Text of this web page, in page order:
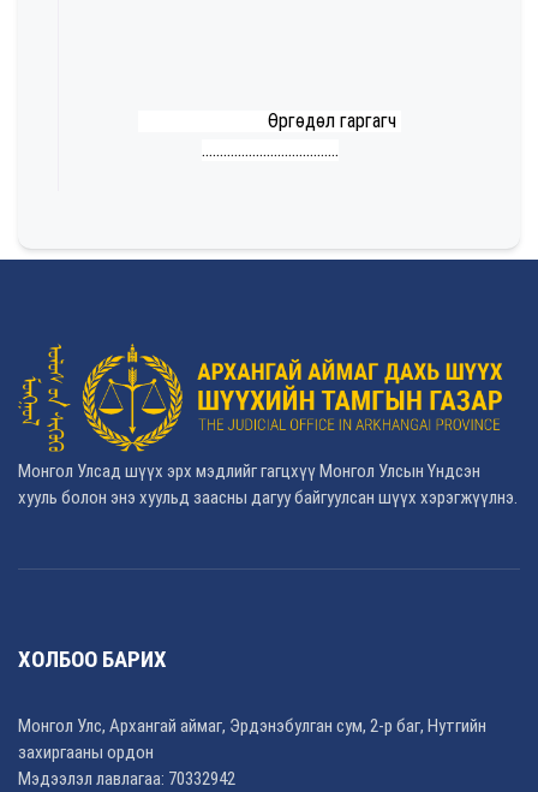
Өргөдөл гаргагч
......................................
Монгол Улсад шүүх эрх мэдлийг гагцхүү Монгол Улсын Үндсэн
хууль болон энэ хуульд заасны дагуу байгуулсан шүүх хэрэгжүүлнэ.
ХОЛБОО БАРИХ
Монгол Улс, Архангай аймаг, Эрдэнэбулган сум, 2-р баг, Нутгийн
захиргааны ордон
Мэдээлэл лавлагаа: 70332942